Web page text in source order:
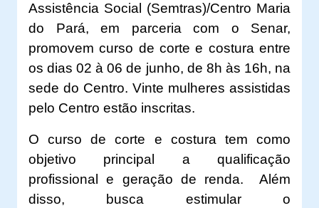
Assistência Social (Semtras)/Centro Maria
do Pará, em parceria com o Senar,
promovem curso de corte e costura entre
os dias 02 à 06 de junho, de 8h às 16h, na
sede do Centro. Vinte mulheres assistidas
pelo Centro estão inscritas.
O curso de corte e costura tem como
objetivo principal a qualificação
profissional e geração de renda.
Além
disso, busca estimular o